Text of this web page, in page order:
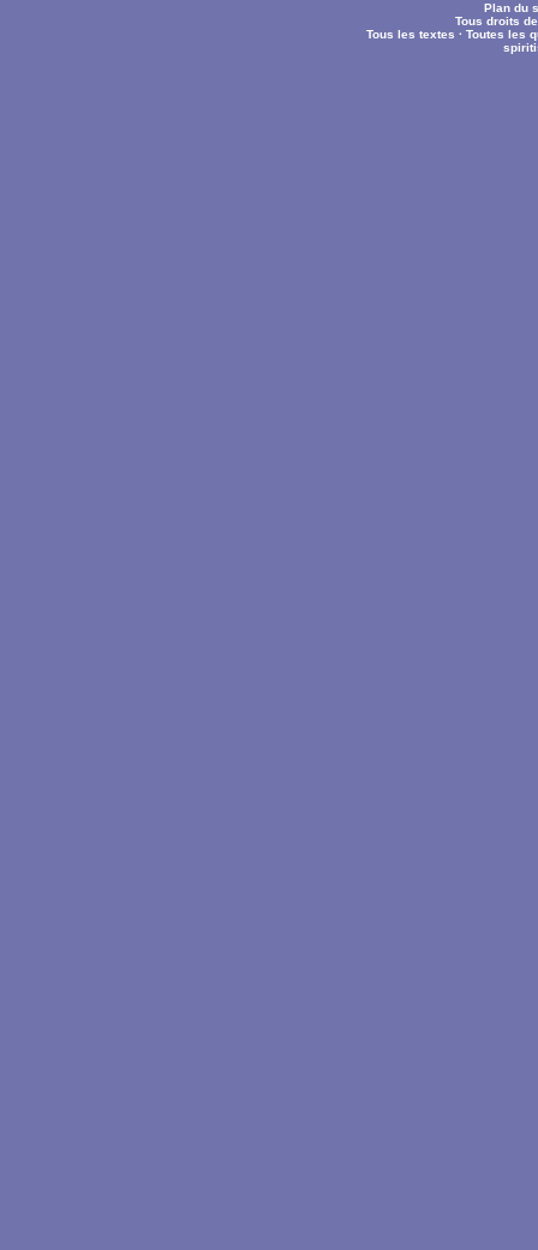
Plan du
Tous droits
Tous les textes ·Toutes les